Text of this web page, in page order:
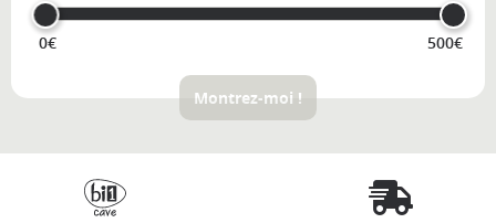
0€ 500€
Montrez-moi !